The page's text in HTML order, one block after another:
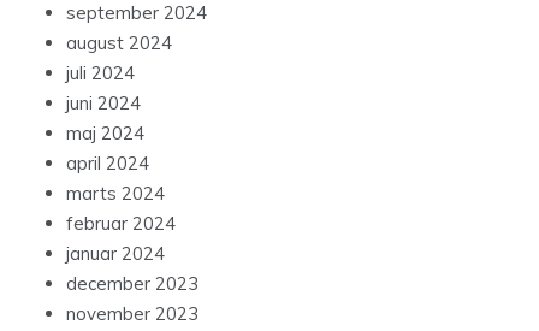
september 2024
august 2024
juli 2024
juni 2024
maj 2024
april 2024
marts 2024
februar 2024
januar 2024
december 2023
november 2023